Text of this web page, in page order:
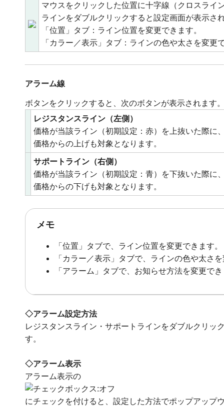
マウスをクリックした位置に十字線（クロスライ
ラインをダブルクリックすると設定画面が表示さ
「位置」タブ：ライン位置を変更できます。
「カラー／表示」タブ：ラインの色や太さを変更
アラーム線
ボタンをクリックすると、次のボタンが表示されます
レジスタンスライン（左側）
価格が当該ライン（初期設定：赤）を上抜いた際に
価格からの上げも対象となります。
サポートライン（右側）
価格が当該ライン（初期設定：青）を下抜いた際に
価格からの下げも対象となります。
メモ
「位置」タブで、ライン位置を変更できます。
「カラー／表示」タブで、ラインの色や太さ
「アラーム」タブで、お知らせ方法を変更で
◇アラーム設定方法
レジスタンスライン・サポートラインをダブルクリッ
す。
◇アラーム表示
アラーム表示の
にチェックを付けると、設定した方法でポップアップ